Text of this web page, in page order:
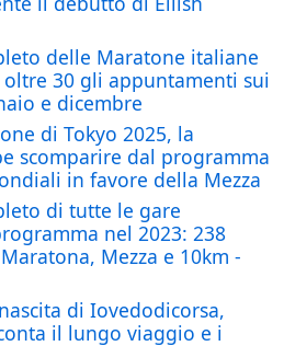
delle Maratone italiane
30 gli appuntamenti sui
e dicembre
di Tokyo 2025, la
scomparire dal programma
in favore della Mezza
di tutte le gare
nel 2023: 238
Mezza e 10km -
di Iovedodicorsa,
il lungo viaggio e i